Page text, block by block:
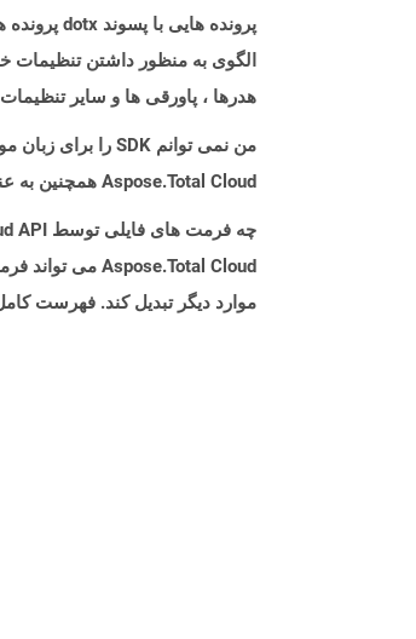
الگوی به منظور داشتن تنظیمات
هدرها ، پاورقی ها و سایر
من نمی توانم SDK را برای زبان مورد علاقه خود پیدا کنم. باید چکار کنم؟
Aspose.Total Cloud همچنین به عنوان یک Docker Container در دسترس است. در صورتی که SDK مورد نیاز شما هنوز در دسترس نیست، از آن با cURL استفاده کنید.
چه فرمت های فایلی توسط Aspose.Total Cloud API پشتیبانی می شود؟
موارد دیگر تبدیل کند. فهرست